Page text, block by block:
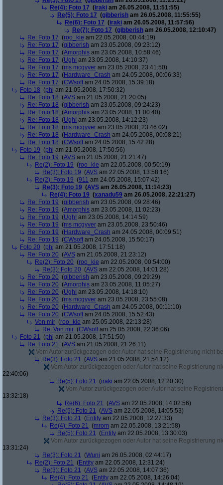
Re(4): Foto 17 (iraki am 26.05.2008, 11:51:55)
Re(5): Foto 17 (gibberish am 26.05.2008, 11:55:55)
Re(6): Foto 17 (iraki am 26.05.2008, 11:57:56)
Re(7): Foto 17 (gibberish am 26.05.2008, 12:10:47)
Re: Foto 17 (roo_kie am 22.05.2008, 00:44:19)
Re: Foto 17 (gibberish am 23.05.2008, 09:23:12)
Re: Foto 17 (Amorphis am 23.05.2008, 10:58:46)
Re: Foto 17 (Ugh! am 23.05.2008, 14:10:37)
Re: Foto 17 (ms mcgyver am 23.05.2008, 23:41:50)
Re: Foto 17 (Hardware_Crash am 24.05.2008, 00:06:33)
Re: Foto 17 (CWsoft am 24.05.2008, 15:39:18)
Foto 18 (phj am 21.05.2008, 17:50:32)
Re: Foto 18 (AVS am 21.05.2008, 21:20:05)
Re: Foto 18 (gibberish am 23.05.2008, 09:24:23)
Re: Foto 18 (Amorphis am 23.05.2008, 11:00:40)
Re: Foto 18 (Ugh! am 23.05.2008, 14:12:23)
Re: Foto 18 (ms mcgyver am 23.05.2008, 23:46:02)
Re: Foto 18 (Hardware_Crash am 24.05.2008, 00:08:21)
Re: Foto 18 (CWsoft am 24.05.2008, 15:42:28)
Foto 19 (phj am 21.05.2008, 17:50:56)
Re: Foto 19 (AVS am 21.05.2008, 21:21:47)
Re(2): Foto 19 (roo_kie am 22.05.2008, 00:50:19)
Re(3): Foto 19 (AVS am 22.05.2008, 13:58:16)
Re(2): Foto 19 (911 am 24.05.2008, 15:07:42)
Re(3): Foto 19 (AVS am 26.05.2008, 11:14:23)
Re(4): Foto 19 (xanadu59 am 26.05.2008, 22:21:27)
Re: Foto 19 (gibberish am 23.05.2008, 09:28:46)
Re: Foto 19 (Amorphis am 23.05.2008, 11:02:23)
Re: Foto 19 (Ugh! am 23.05.2008, 14:14:59)
Re: Foto 19 (ms mcgyver am 23.05.2008, 23:50:46)
Re: Foto 19 (Hardware_Crash am 24.05.2008, 00:09:51)
Re: Foto 19 (CWsoft am 24.05.2008, 15:50:17)
Foto 20 (phj am 21.05.2008, 17:51:18)
Re: Foto 20 (AVS am 21.05.2008, 21:23:12)
Re(2): Foto 20 (roo_kie am 22.05.2008, 00:54:00)
Re(3): Foto 20 (AVS am 22.05.2008, 14:01:28)
Re: Foto 20 (gibberish am 23.05.2008, 09:29:29)
Re: Foto 20 (Amorphis am 23.05.2008, 11:05:27)
Re: Foto 20 (Ugh! am 23.05.2008, 14:18:10)
Re: Foto 20 (ms mcgyver am 23.05.2008, 23:55:08)
Re: Foto 20 (Hardware_Crash am 24.05.2008, 00:11:10)
Re: Foto 20 (CWsoft am 24.05.2008, 15:52:43)
Von mir (roo_kie am 25.05.2008, 22:13:28)
Re: Von mir (CWsoft am 25.05.2008, 22:36:06)
Foto 21 (phj am 21.05.2008, 17:51:50)
Re: Foto 21 (AVS am 21.05.2008, 21:26:11)
Vom Autor zurückgezogen oder Autor hat seine Registrierung nicht
Re(3): Foto 21 (AVS am 21.05.2008, 21:54:12)
Vom Autor zurückgezogen oder Autor hat seine Registrierung
22:40:06)
Re(5): Foto 21 (iraki am 22.05.2008, 12:20:30)
Vom Autor zurückgezogen oder Autor hat seine
13:32:18)
Re(6): Foto 21 (AVS am 22.05.2008, 14:02:56)
Re(5): Foto 21 (AVS am 22.05.2008, 14:05:53)
Re(3): Foto 21 (Entity am 22.05.2008, 12:27:33)
Re(4): Foto 21 (mrom am 22.05.2008, 13:21:58)
Re(5): Foto 21 (Entity am 22.05.2008, 13:30:03)
Vom Autor zurückgezogen oder Autor hat seine Registrierung
13:31:24)
Re(3): Foto 21 (Wuni am 26.05.2008, 02:44:17)
Re(2): Foto 21 (Entity am 22.05.2008, 12:31:24)
Re(3): Foto 21 (AVS am 22.05.2008, 14:07:36)
Re(4): Foto 21 (Entity am 22.05.2008, 14:26:04)